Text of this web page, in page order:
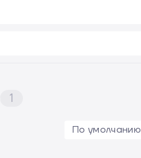
1
По умолчанию